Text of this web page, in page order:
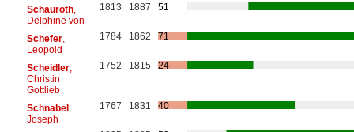
Schauroth,
Delphine von
1813 1887 51
Schefer,
Leopold
1784 1862 71
Scheidler,
Christin
Gottlieb
1752 1815 24
Schnabel,
Joseph
1767 1831 40